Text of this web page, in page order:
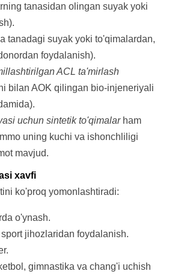
tanasidan olingan suyak yoki
tanadagi suyak yoki to'qimalardan,
foydalanish).
ACL ta'mirlash
bilan AOK qilingan bio-injeneriyali
uchun sintetik to'qimalarham
uning kuchi va ishonchliligi
mavjud.
xavfi
ko'proq yomonlashtiradi:
o'ynash.
jihozlaridan foydalanish.
gimnastika va chang'i uchish